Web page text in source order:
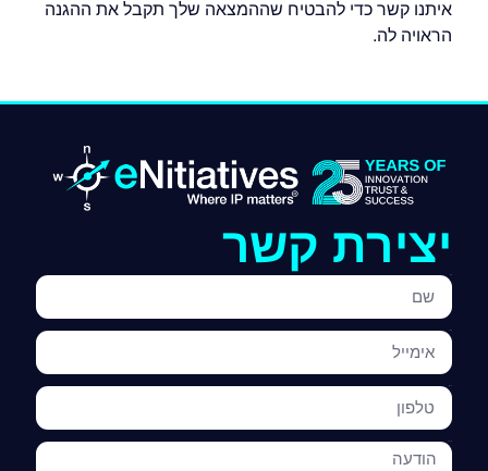
איתנו קשר כדי להבטיח שההמצאה שלך תקבל את ההגנה
הראויה לה.
יצירת קשר